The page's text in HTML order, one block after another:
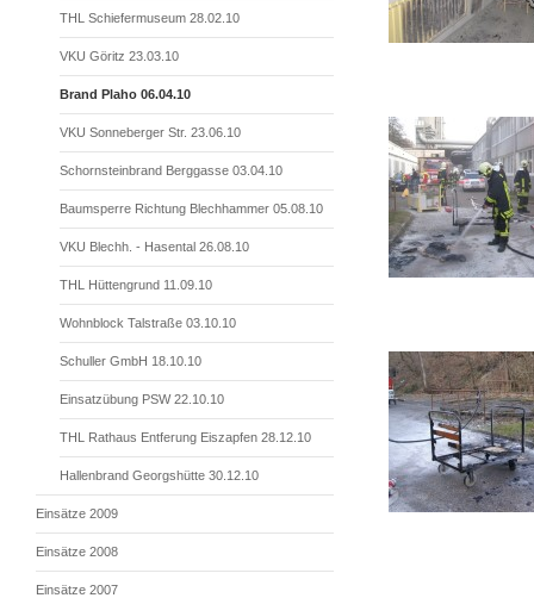
THL Schiefermuseum 28.02.10
VKU Göritz 23.03.10
Brand Plaho 06.04.10
VKU Sonneberger Str. 23.06.10
Schornsteinbrand Berggasse 03.04.10
Baumsperre Richtung Blechhammer 05.08.10
VKU Blechh. - Hasental 26.08.10
THL Hüttengrund 11.09.10
Wohnblock Talstraße 03.10.10
Schuller GmbH 18.10.10
Einsatzübung PSW 22.10.10
THL Rathaus Entferung Eiszapfen 28.12.10
Hallenbrand Georgshütte 30.12.10
Einsätze 2009
Einsätze 2008
Einsätze 2007